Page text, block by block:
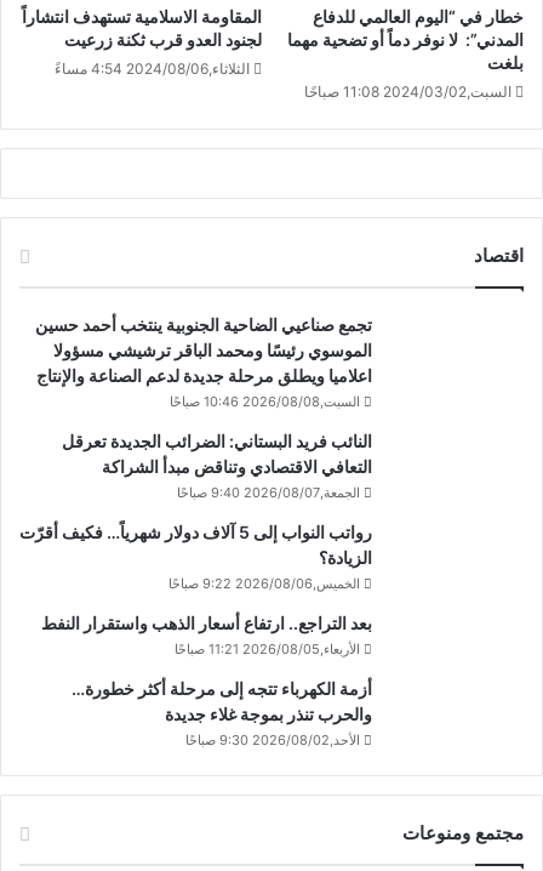
خطار في “اليوم العالمي للدفاع
المدني”: لا نوفر دماً أو تضحية مهما
بلغت
السبت,2024/03/02 11:08 صباحًا
المقاومة الاسلامية تستهدف انتشاراً
لجنود العدو قرب ثكنة زرعيت
الثلاثاء,2024/08/06 4:54 مساءً
اقتصاد
تجمع صناعيي الضاحية الجنوبية ينتخب أحمد حسين
الموسوي رئيسًا ومحمد الباقر ترشيشي مسؤولا
اعلاميا ويطلق مرحلة جديدة لدعم الصناعة والإنتاج
السبت,2026/08/08 10:46 صباحًا
النائب فريد البستاني: الضرائب الجديدة تعرقل
التعافي الاقتصادي وتناقض مبدأ الشراكة
الجمعة,2026/08/07 9:40 صباحًا
رواتب النواب إلى 5 آلاف دولار شهرياً… فكيف أقرّت
الزيادة؟
الخميس,2026/08/06 9:22 صباحًا
بعد التراجع.. ارتفاع أسعار الذهب واستقرار النفط
الأربعاء,2026/08/05 11:21 صباحًا
أزمة الكهرباء تتجه إلى مرحلة أكثر خطورة…
والحرب تنذر بموجة غلاء جديدة
الأحد,2026/08/02 9:30 صباحًا
مجتمع ومنوعات